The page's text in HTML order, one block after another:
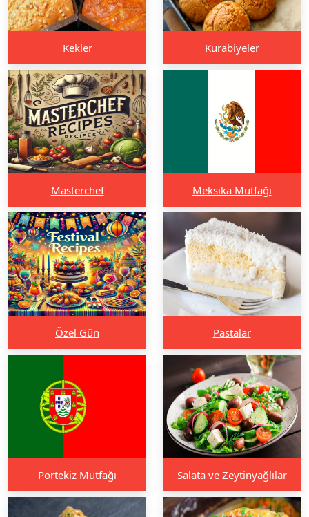
Kekler Kurabiyeler
Masterchef Meksika Mutfağı
Özel Gün Pastalar
Portekiz Mutfağı Salata ve Zeytinyağlılar